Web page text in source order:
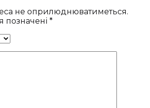
не оприлюднюватиметься.
позначені *